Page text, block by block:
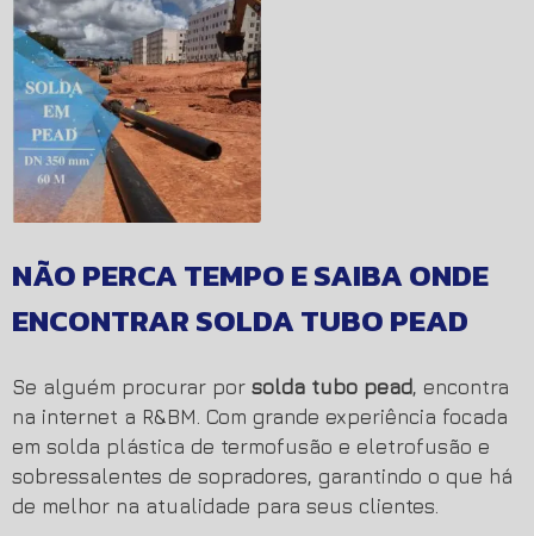
NÃO PERCA TEMPO E SAIBA ONDE
ENCONTRAR SOLDA TUBO PEAD
Se alguém procurar por solda tubo pead, encontra
na internet a R&BM. Com grande experiência focada
em solda plástica de termofusão e eletrofusão e
sobressalentes de sopradores, garantindo o que há
de melhor na atualidade para seus clientes.